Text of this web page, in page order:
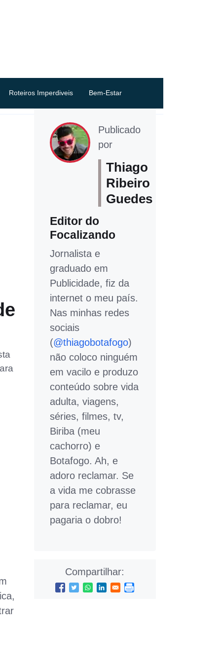
Roteiros Imperdiveis Bem-Estar
Publicado
por
Thiago
Ribeiro
Guedes
Editor do
Focalizando
Jornalista e
graduado em
Publicidade, fiz da
internet o meu país.
Nas minhas redes
sociais
(@thiagobotafogo)
não coloco ninguém
em vacilo e produzo
conteúdo sobre vida
adulta, viagens,
séries, filmes, tv,
Biriba (meu
cachorro) e
Botafogo. Ah, e
adoro reclamar. Se
a vida me cobrasse
para reclamar, eu
pagaria o dobro!
Compartilhar: